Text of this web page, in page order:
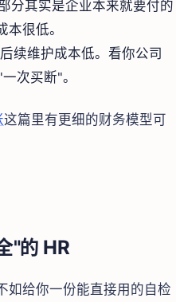
分其实是企业本来就要付的
很低。
续维护成本低。看你公司
次买断"。
这篇里有更细的财务模型可
"的 HR
如给你一份能直接用的自检